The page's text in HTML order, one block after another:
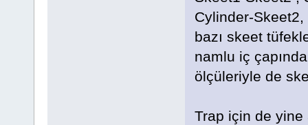
Cylinder-
bazı skeet
namlu iç
ölçüleriyle de
Trap için de yine